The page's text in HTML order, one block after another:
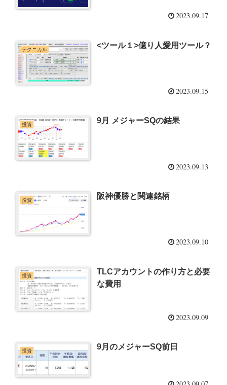
2023.09.17
テクニカル <ツール１>億り人愛用ツール？
2023.09.15
投資 9月 メジャーSQの結果
2023.09.13
投資 阪神優勝と関連銘柄
2023.09.10
投資
TLCアカウントの作り方と必要
な費用
2023.09.09
投資 9月のメジャーSQ前日